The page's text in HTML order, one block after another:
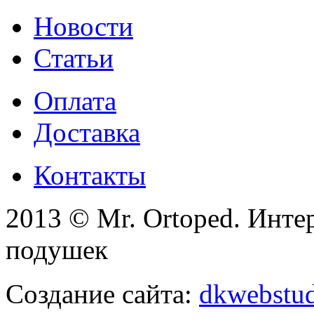
Новости
Статьи
Оплата
Доставка
Контакты
2013 © Mr. Ortoped.
подушек
Создание сайта: